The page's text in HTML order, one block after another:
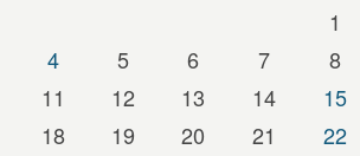
1
4
5 6 7 8
11
12 13 14 15
18
19 20 21 22